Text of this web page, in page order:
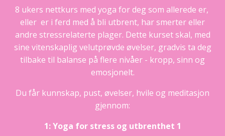
8 ukers nettkurs med yoga for deg som allerede er,
eller er i ferd med å bli utbrent, har smerter eller
andre stressrelaterte plager. Dette kurset skal, med
sine vitenskaplig velutprøvde øvelser, gradvis ta deg
tilbake til balanse på flere nivåer - kropp, sinn og
emosjonelt.
Du får kunnskap, pust, øvelser, hvile og meditasjon
gjennom:
1: Yoga for stress og utbrenthet 1